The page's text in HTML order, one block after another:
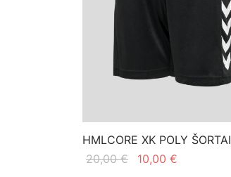
HMLCORE XK POLY ŠORTAI
20,00€
Original
10,00 €